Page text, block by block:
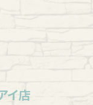
イ店